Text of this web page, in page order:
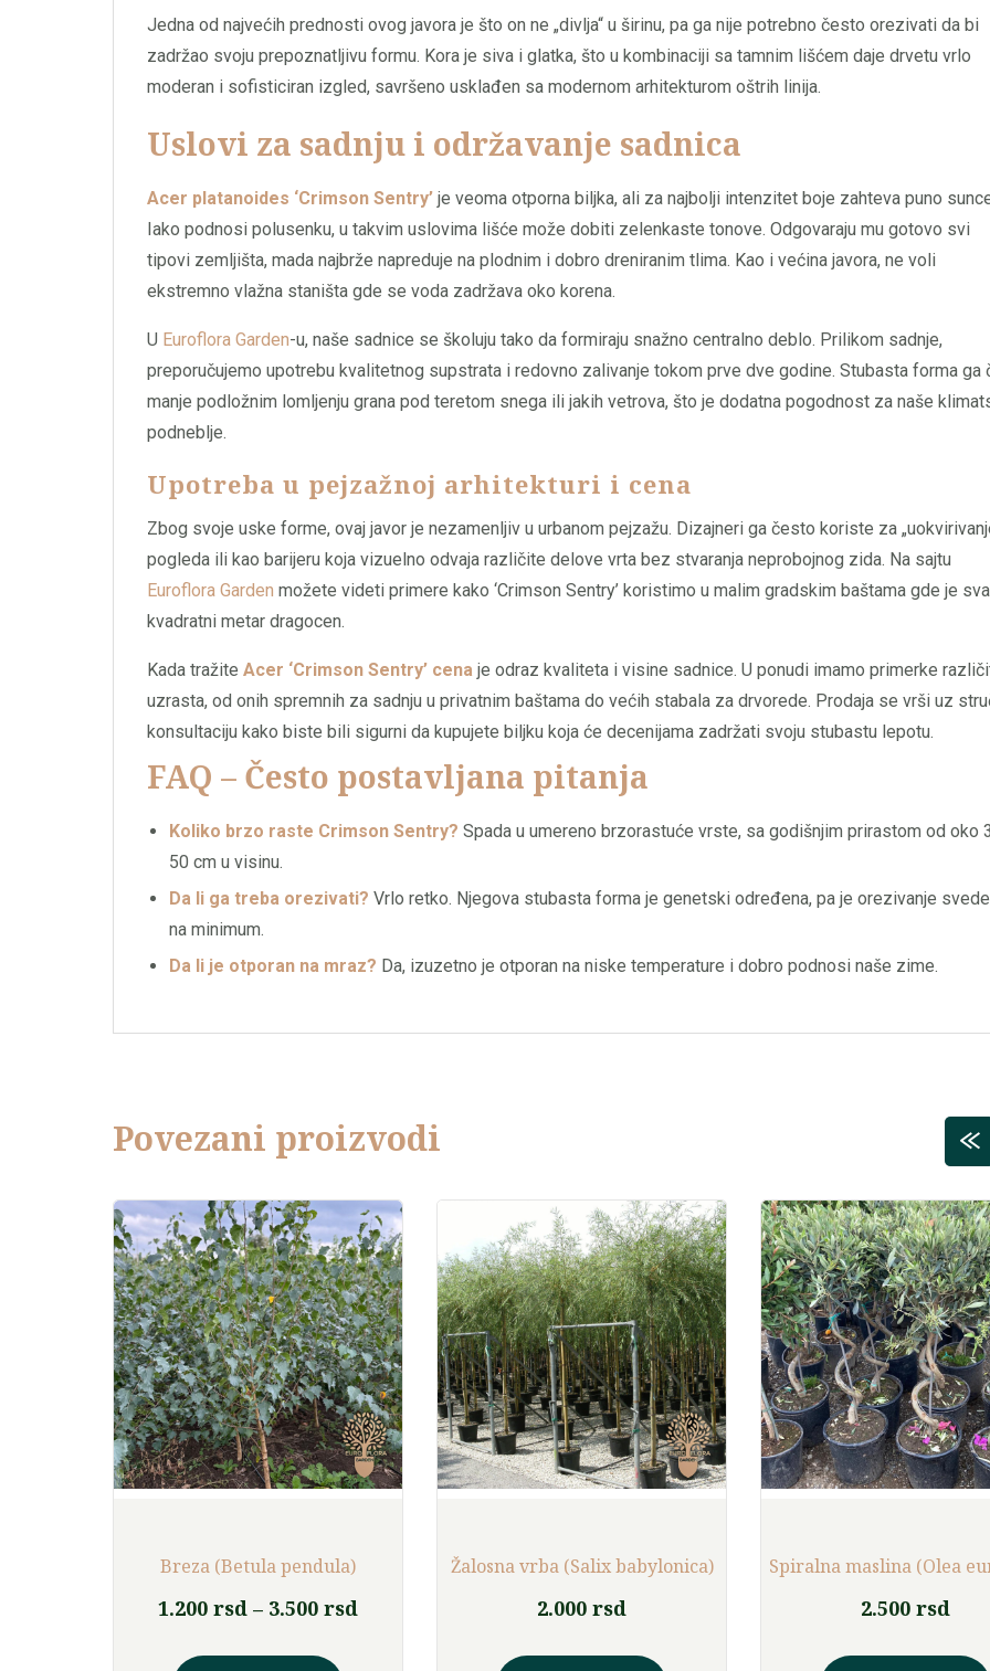
Jedna od najvećih prednosti ovog javora je što on ne „divlja“ u širinu, pa ga nije potrebno često orezivati da bi
zadržao svoju prepoznatljivu formu. Kora je siva i glatka, što u kombinaciji sa tamnim lišćem daje drvetu vrlo
moderan i sofisticiran izgled, savršeno usklađen sa modernom arhitekturom oštrih linija.
Uslovi za sadnju i održavanje sadnica
Acer platanoides ‘Crimson Sentry’ je veoma otporna biljka, ali za najbolji intenzitet boje zahteva puno
Iako podnosi polusenku, u takvim uslovima lišće može dobiti zelenkaste tonove. Odgovaraju mu gotovo svi
tipovi zemljišta, mada najbrže napreduje na plodnim i dobro dreniranim tlima. Kao i većina javora, ne voli
ekstremno vlažna staništa gde se voda zadržava oko korena.
U Euroflora Garden-u, naše sadnice se školuju tako da formiraju snažno centralno deblo. Prilikom sadnje,
preporučujemo upotrebu kvalitetnog supstrata i redovno zalivanje tokom prve dve godine. Stubasta forma ga
manje podložnim lomljenju grana pod teretom snega ili jakih vetrova, što je dodatna pogodnost za naše
podneblje.
Upotreba u pejzažnoj arhitekturi i cena
Zbog svoje uske forme, ovaj javor je nezamenljiv u urbanom pejzažu. Dizajneri ga često koriste za
pogleda ili kao barijeru koja vizuelno odvaja različite delove vrta bez stvaranja neprobojnog zida. Na sajtu
Euroflora Garden možete videti primere kako ‘Crimson Sentry’ koristimo u malim gradskim baštama gde je
kvadratni metar dragocen.
Kada tražite Acer ‘Crimson Sentry’ cena je odraz kvaliteta i visine sadnice. U ponudi imamo primerke
uzrasta, od onih spremnih za sadnju u privatnim baštama do većih stabala za drvorede. Prodaja se vrši uz
konsultaciju kako biste bili sigurni da kupujete biljku koja će decenijama zadržati svoju stubastu lepotu.
FAQ – Često postavljana pitanja
Koliko brzo raste Crimson Sentry? Spada u umereno brzorastuće vrste, sa godišnjim prirastom od oko
50 cm u visinu.
Da li ga treba orezivati? Vrlo retko. Njegova stubasta forma je genetski određena, pa je orezivanje
na minimum.
Da li je otporan na mraz? Da, izuzetno je otporan na niske temperature i dobro podnosi naše zime.
Povezani proizvodi
Breza (Betula pendula)
1.200 rsd – 3.500 rsd
Žalosna vrba (Salix babylonica)
2.000 rsd
Spiralna maslina (Olea
2.500 rsd